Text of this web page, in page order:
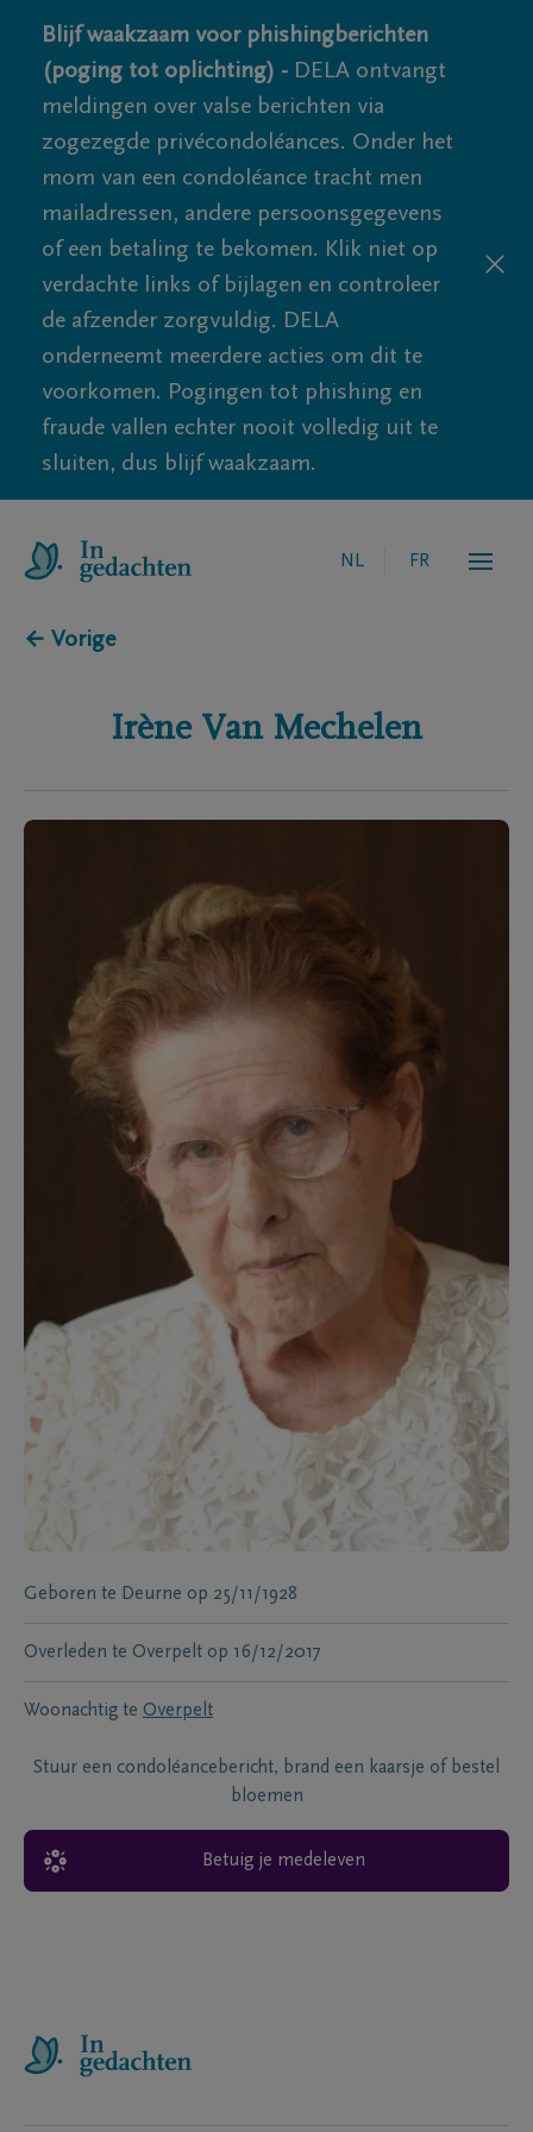
Blijf waakzaam voor phishingberichten
(poging tot oplichting) - DELA ontvangt
meldingen over valse berichten via
zogezegde privécondoléances. Onder het
mom van een condoléance tracht men
mailadressen, andere persoonsgegevens
of een betaling te bekomen. Klik niet op
verdachte links of bijlagen en controleer
de afzender zorgvuldig. DELA
onderneemt meerdere acties om dit te
voorkomen. Pogingen tot phishing en
fraude vallen echter nooit volledig uit te
sluiten, dus blijf waakzaam.
NL FR
← Vorige
Irène Van Mechelen
Geboren te Deurne op 25/11/1928
Overleden te Overpelt op 16/12/2017
Woonachtig te Overpelt
Stuur een condoléancebericht, brand een kaarsje of bestel
bloemen
Betuig je medeleven